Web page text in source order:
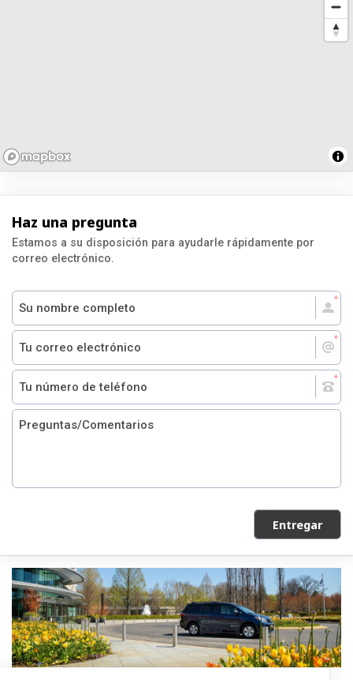
Haz una pregunta
Estamos a su disposición para ayudarle rápidamente por
correo electrónico.
Entregar